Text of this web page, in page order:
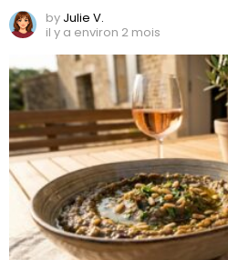
by Julie V.
il y a environ 2 mois